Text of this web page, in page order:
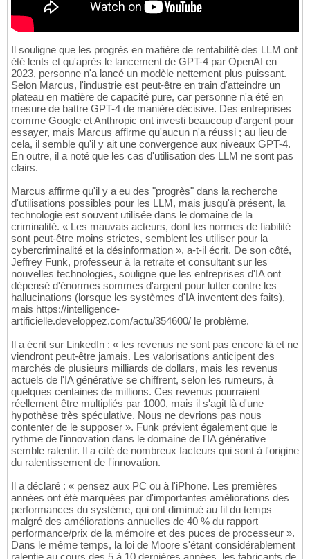
Il souligne que les progrès en matière de rentabilité des LLM ont
été lents et qu'après le lancement de GPT-4 par OpenAI en
2023, personne n'a lancé un modèle nettement plus puissant.
Selon Marcus, l'industrie est peut-être en train d'atteindre un
plateau en matière de capacité pure, car personne n'a été en
mesure de battre GPT-4 de manière décisive. Des entreprises
comme Google et Anthropic ont investi beaucoup d'argent pour
essayer, mais Marcus affirme qu'aucun n'a réussi ; au lieu de
cela, il semble qu'il y ait une convergence aux niveaux GPT-4.
En outre, il a noté que les cas d'utilisation des LLM ne sont pas
clairs.
Marcus affirme qu'il y a eu des "progrès" dans la recherche
d'utilisations possibles pour les LLM, mais jusqu'à présent, la
technologie est souvent utilisée dans le domaine de la
criminalité. « Les mauvais acteurs, dont les normes de fiabilité
sont peut-être moins strictes, semblent les utiliser pour la
cybercriminalité et la désinformation », a-t-il écrit. De son côté,
Jeffrey Funk, professeur à la retraite et consultant sur les
nouvelles technologies, souligne que les entreprises d'IA ont
dépensé d'énormes sommes d'argent pour lutter contre les
hallucinations (lorsque les systèmes d'IA inventent des faits),
mais https://intelligence-
artificielle.developpez.com/actu/354600/ le problème.
Il a écrit sur LinkedIn : « les revenus ne sont pas encore là et ne
viendront peut-être jamais. Les valorisations anticipent des
marchés de plusieurs milliards de dollars, mais les revenus
actuels de l'IA générative se chiffrent, selon les rumeurs, à
quelques centaines de millions. Ces revenus pourraient
réellement être multipliés par 1000, mais il s'agit là d'une
hypothèse très spéculative. Nous ne devrions pas nous
contenter de le supposer ». Funk prévient également que le
rythme de l'innovation dans le domaine de l'IA générative
semble ralentir. Il a cité de nombreux facteurs qui sont à l'origine
du ralentissement de l'innovation.
Il a déclaré : « pensez aux PC ou à l'iPhone. Les premières
années ont été marquées par d'importantes améliorations des
performances du système, qui ont diminué au fil du temps
malgré des améliorations annuelles de 40 % du rapport
performance/prix de la mémoire et des puces de processeur ».
Dans le même temps, la loi de Moore s'étant considérablement